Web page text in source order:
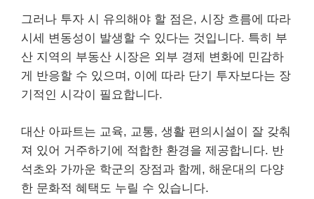
그러나 투자 시 유의해야 할 점은, 시장 흐름에 따라
시세 변동성이 발생할 수 있다는 것입니다. 특히 부
산 지역의 부동산 시장은 외부 경제 변화에 민감하
게 반응할 수 있으며, 이에 따라 단기 투자보다는 장
기적인 시각이 필요합니다.
대산 아파트는 교육, 교통, 생활 편의시설이 잘 갖춰
져 있어 거주하기에 적합한 환경을 제공합니다. 반
석초와 가까운 학군의 장점과 함께, 해운대의 다양
한 문화적 혜택도 누릴 수 있습니다.